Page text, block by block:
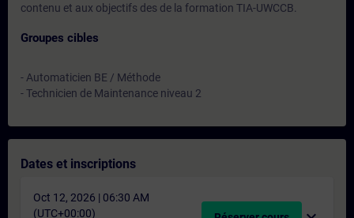
contenu et aux objectifs des de la formation TIA-UWCCB.
Groupes cibles
- Automaticien BE / Méthode
- Technicien de Maintenance niveau 2
Dates et inscriptions
Oct 12, 2026 | 06:30 AM
(UTC+00:00)